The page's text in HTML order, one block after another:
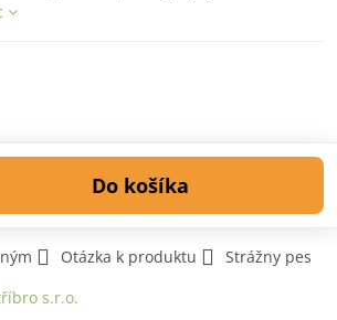
Do košíka
Otázka k produktu
Strážny pes
s.r.o.